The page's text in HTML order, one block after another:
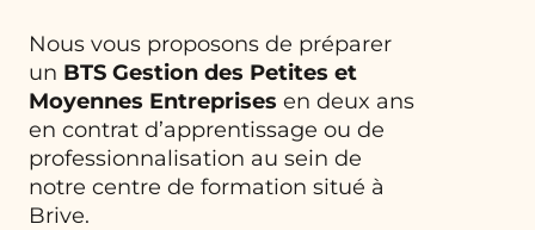
Nous vous proposons de préparer
un BTS Gestion des Petites et
Moyennes Entreprises en deux ans
en contrat d’apprentissage ou de
professionnalisation au sein de
notre centre de formation situé à
Brive.